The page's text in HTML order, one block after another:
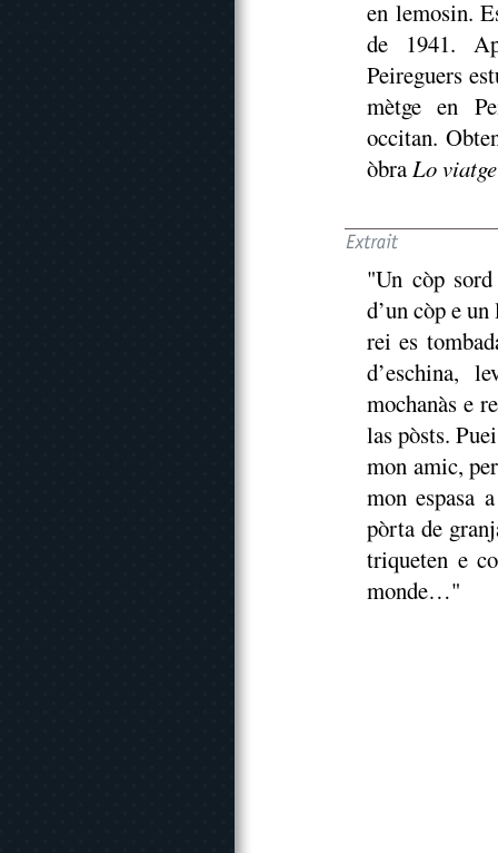
en lemosin.
de 1941.
Peireguers
mètge en
occitan.
òbraLo
"Un còp
d’un còp e
rei es
d’eschina,
mochanàs e
las pòsts.
mon amic,
mon espasa
pòrta de
triqueten e
monde…"